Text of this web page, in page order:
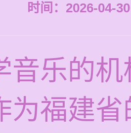
时间：2026-04-
音乐的
为福建